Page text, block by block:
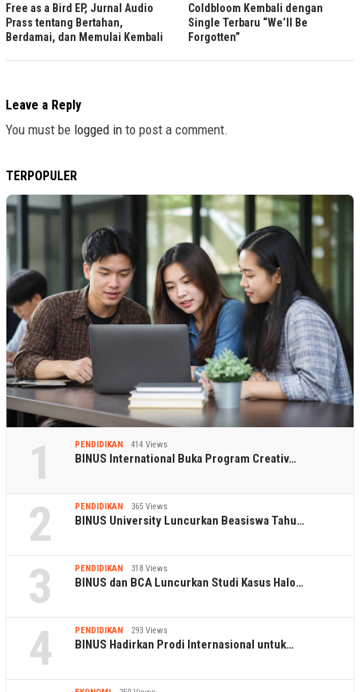
Free as a Bird EP, Jurnal Audio
Prass tentang Bertahan,
Berdamai, dan Memulai Kembali
Coldbloom Kembali dengan
Single Terbaru “We’ll Be
Forgotten”
Leave a Reply
You must be logged in to post a comment.
TERPOPULER
1 PENDIDIKAN 414 Views
BINUS International Buka Program Creativ…
2 PENDIDIKAN 365 Views
BINUS University Luncurkan Beasiswa Tahu…
3 PENDIDIKAN 318 Views
BINUS dan BCA Luncurkan Studi Kasus Halo…
4 PENDIDIKAN 293 Views
BINUS Hadirkan Prodi Internasional untuk…